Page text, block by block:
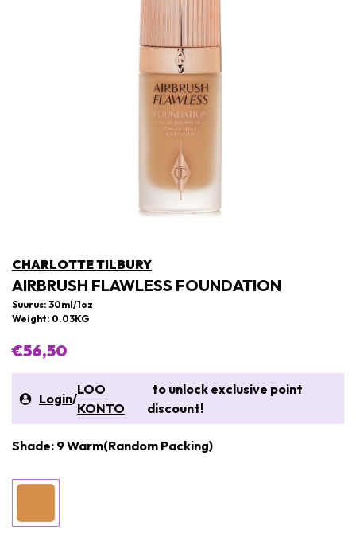
CHARLOTTE TILBURY
AIRBRUSH FLAWLESS FOUNDATION
Suurus: 30ml/1oz
Weight: 0.03KG
€56,50
Login/
LOO
KONTO
to unlock exclusive point
discount!
Shade: 9 Warm(Random Packing)